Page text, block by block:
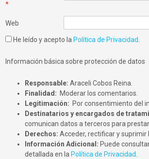
*
Web
He leído y acepto la Política de Privacidad.
Información básica sobre protección de datos
Responsable: Araceli Cobos Reina.
Finalidad: Moderar los comentarios.
Legitimación: Por consentimiento del
Destinatarios y encargados de
comunican datos a terceros para
Derechos: Acceder, rectificar y suprimir
Información Adicional: Puede
detallada en la Política de Privacidad.